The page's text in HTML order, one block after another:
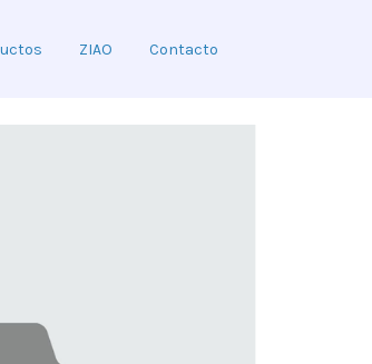
ZIAO Contacto